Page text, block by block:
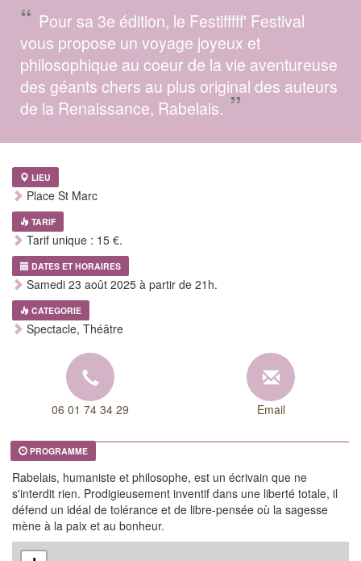
“ Pour sa 3e édition, le Festifffff' Festival
vous propose un voyage joyeux et
philosophique au coeur de la vie aventureuse
des géants chers au plus original des auteurs
de la Renaissance, Rabelais.”
LIEU
Place St Marc
TARIF
Tarif unique : 15 €.
DATES ET HORAIRES
Samedi 23 août 2025 à partir de 21h.
CATEGORIE
Spectacle, Théâtre
06 01 74 34 29 Email
PROGRAMME
Rabelais, humaniste et philosophe, est un écrivain que ne
s'interdit rien. Prodigieusement inventif dans une liberté totale, il
défend un idéal de tolérance et de libre-pensée où la sagesse
mène à la paix et au bonheur.